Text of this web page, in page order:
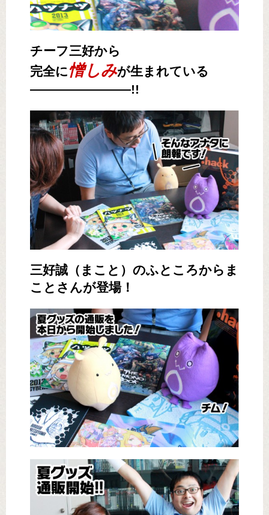
チーフ三好から
完全に憎しみが生まれている
――――――――!!
三好誠（まこと）のふところからま
ことさんが登場！